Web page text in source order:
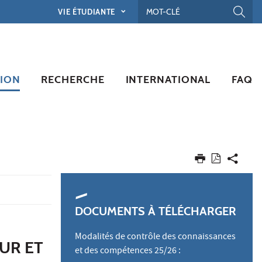
VIE ÉTUDIANTE
RECHERCHE INTERNATIONAL FAQ
ET
DOCUMENTS À TÉLÉCHARGER
Modalités de contrôle des connaissances
et des compétences 25/26 :